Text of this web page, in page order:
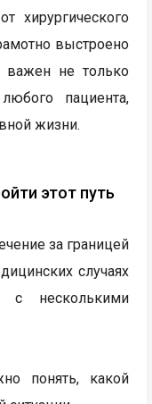
хирургического
выстроено
важен не только
пациента,
жизни.
этот путь
за границей
случаях
с несколькими
понять, какой